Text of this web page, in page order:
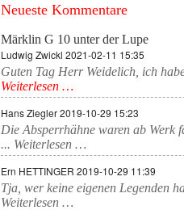
Neueste Kommentare
Märklin G 10 unter der Lupe
Ludwig Zwickl 2021-02-11 15:35
Guten Tag Herr Weidelich, ich
Weiterlesen …
Hans Ziegler2019-10-29 15:23
Die Absperrhähne waren ab Werk
... Weiterlesen …
Ern HETTINGER 2019-10-29 11:39
Tja, wer keine eigenen Legenden
Weiterlesen …